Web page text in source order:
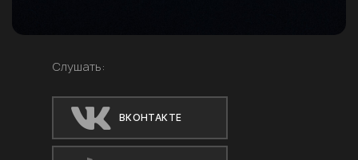
Слушать:
ВКОНТАКТЕ